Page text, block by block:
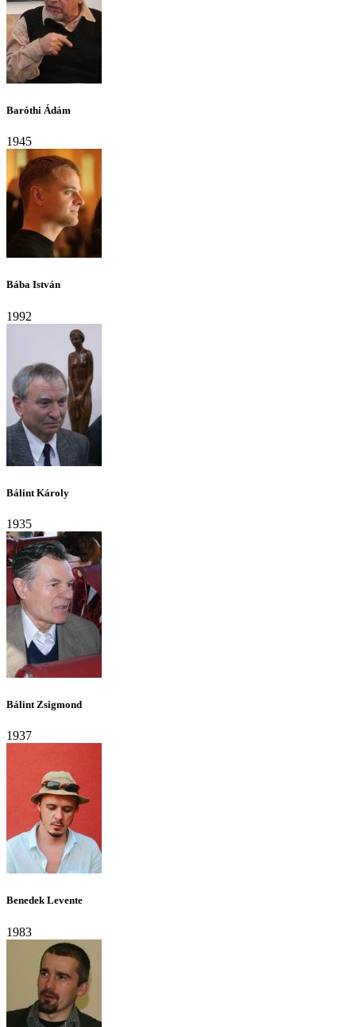
Baróthi Ádám
1945
Bába István
1992
Bálint Károly
1935
Bálint Zsigmond
1937
Benedek Levente
1983